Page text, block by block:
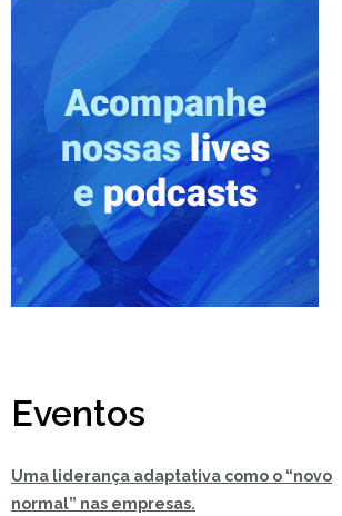
Eventos
Uma liderança adaptativa como o “novo
normal” nas empresas.